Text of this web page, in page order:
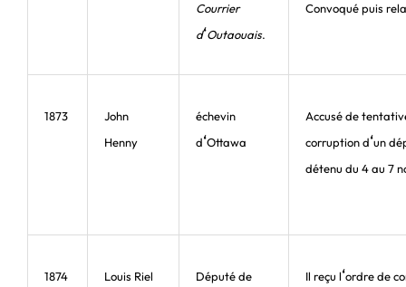
Courrier
d‘Outaouais.
Convoqué puis
1873
John
Henny
échevin
d‘Ottawa
Accusé de
corruption d‘un
détenu du 4 au 7
1874 Louis Riel
Député de
Il reçu l‘ordre de